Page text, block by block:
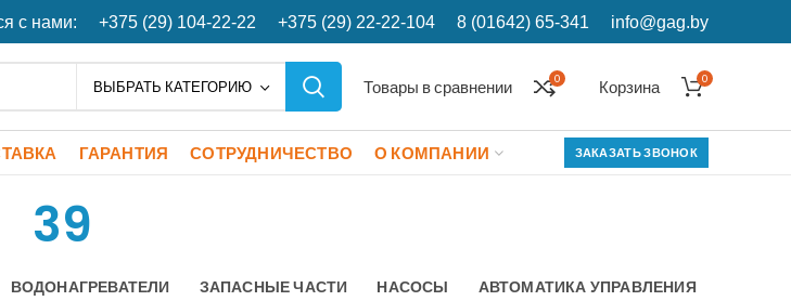
с нами: +375 (29) 104-22-22 +375 (29) 22-22-104 8 (01642) 65-341 info@gag.by
ВЫБРАТЬ КАТЕГОРИЮ Товары в сравнении 0 Корзина 0
ГАРАНТИЯ СОТРУДНИЧЕСТВО О КОМПАНИИ ЗАКАЗАТЬ ЗВОНОК
39
ВОДОНАГРЕВАТЕЛИ ЗАПАСНЫЕ ЧАСТИ НАСОСЫ АВТОМАТИКА УПРАВЛЕНИЯ